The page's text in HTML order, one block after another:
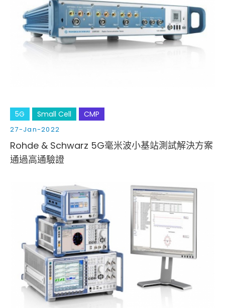
5G Small Cell CMP
27-Jan-2022
Rohde & Schwarz 5G毫米波小基站測試解決方案
通過高通驗證